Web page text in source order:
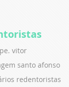
vitor
santo afonso
redentoristas